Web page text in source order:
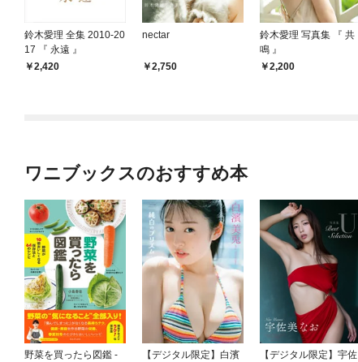
鈴木愛理 全集 2010-20
17 『 永遠 』
2,420
nectar
2,750
鈴木愛理 写真集 『 共
鳴 』
2,200
ワニブックスのおすすめ本
野菜を買ったら図鑑 -
【デジタル限定】白濱
【デジタル限定】宇佐